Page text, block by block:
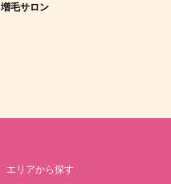
増毛サロン
エリアから探す